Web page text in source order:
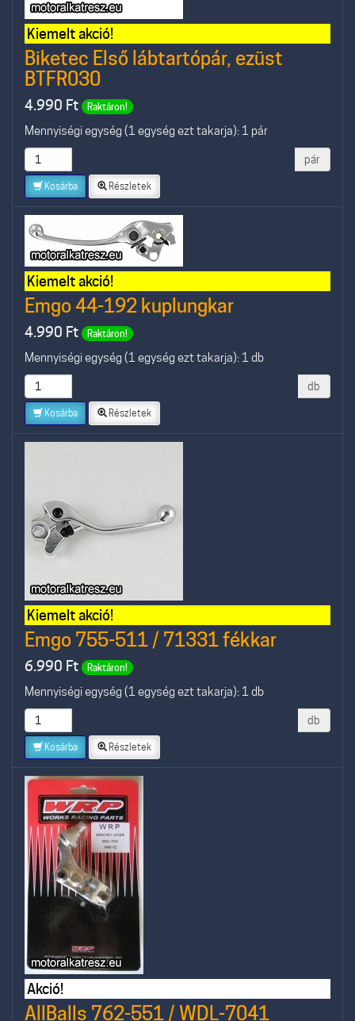
Kiemelt akció!
Biketec Első lábtartópár, ezüst
BTFR030
4.990 Ft Raktáron!
Mennyiségi egység (1 egység ezt takarja): 1 pár
pár
Kosárba Részletek
Kiemelt akció!
Emgo 44-192 kuplungkar
4.990 Ft Raktáron!
Mennyiségi egység (1 egység ezt takarja): 1 db
db
Kosárba Részletek
Kiemelt akció!
Emgo 755-511 / 71331 fékkar
6.990 Ft Raktáron!
Mennyiségi egység (1 egység ezt takarja): 1 db
db
Kosárba Részletek
Akció!
AllBalls 762-551 / WDL-7041